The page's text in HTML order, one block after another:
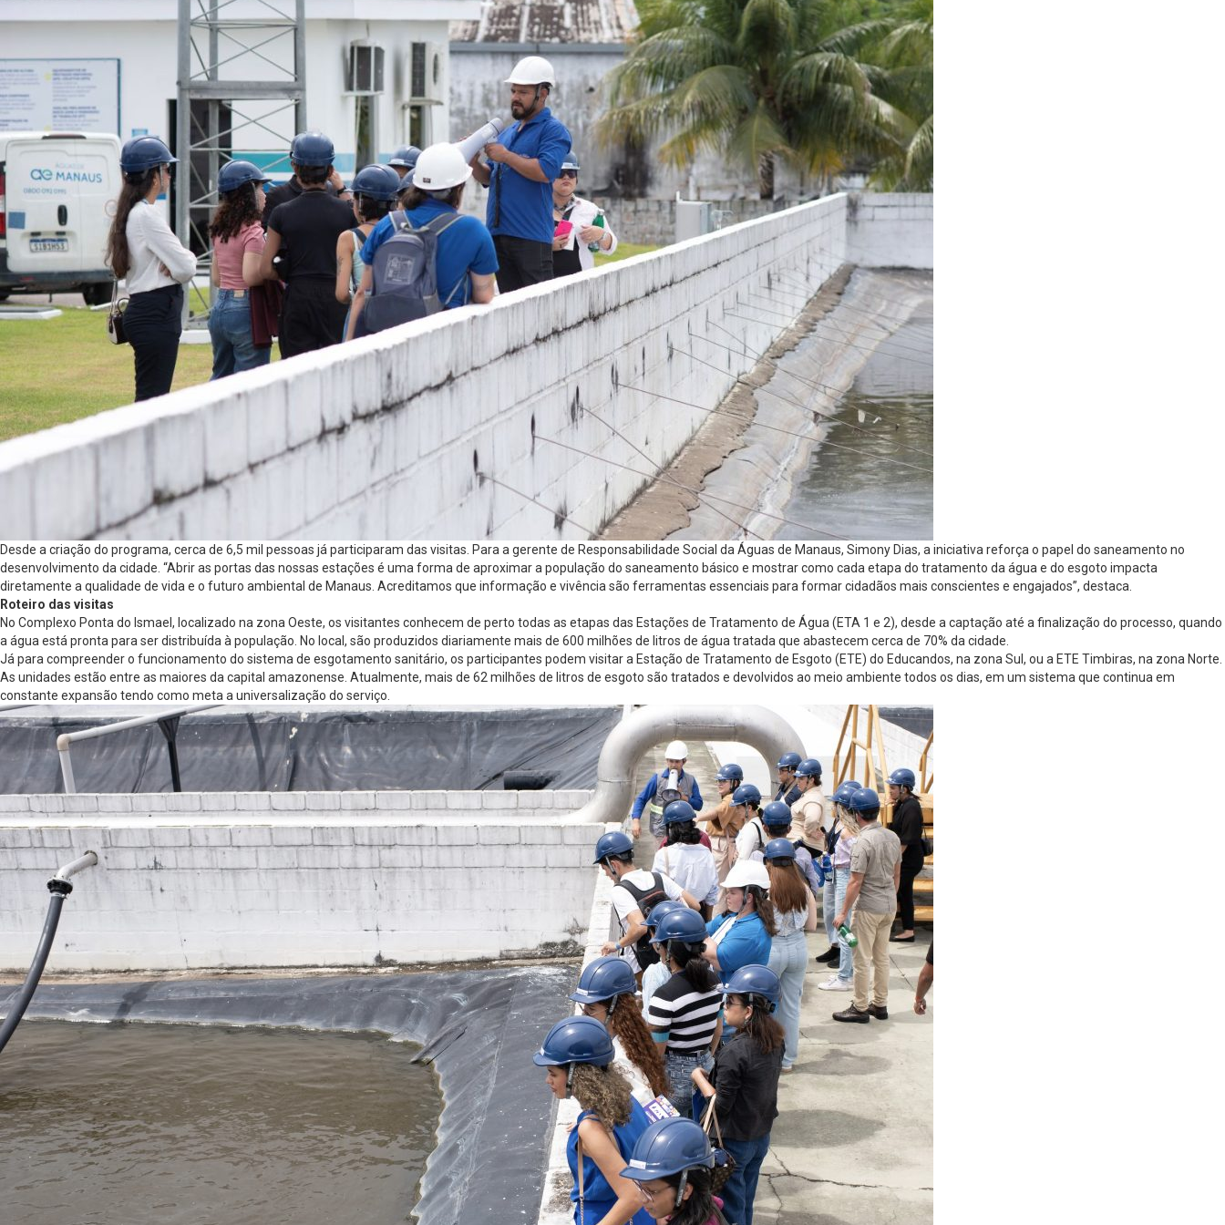
Desde a criação do programa, cerca de 6,5 mil pessoas já participaram das visitas. Para a gerente de Responsabilidade Social da Águas de Manaus, Simony Dias, a iniciativa reforça o papel do saneamento no
desenvolvimento da cidade. “Abrir as portas das nossas estações é uma forma de aproximar a população do saneamento básico e mostrar como cada etapa do tratamento da água e do esgoto impacta
diretamente a qualidade de vida e o futuro ambiental de Manaus. Acreditamos que informação e vivência são ferramentas essenciais para formar cidadãos mais conscientes e engajados”, destaca.
Roteiro das visitas
No Complexo Ponta do Ismael, localizado na zona Oeste, os visitantes conhecem de perto todas as etapas das Estações de Tratamento de Água (ETA 1 e 2), desde a captação até a finalização do processo, quando
a água está pronta para ser distribuída à população. No local, são produzidos diariamente mais de 600 milhões de litros de água tratada que abastecem cerca de 70% da cidade.
Já para compreender o funcionamento do sistema de esgotamento sanitário, os participantes podem visitar a Estação de Tratamento de Esgoto (ETE) do Educandos, na zona Sul, ou a ETE Timbiras, na zona Norte.
As unidades estão entre as maiores da capital amazonense. Atualmente, mais de 62 milhões de litros de esgoto são tratados e devolvidos ao meio ambiente todos os dias, em um sistema que continua em
constante expansão tendo como meta a universalização do serviço.